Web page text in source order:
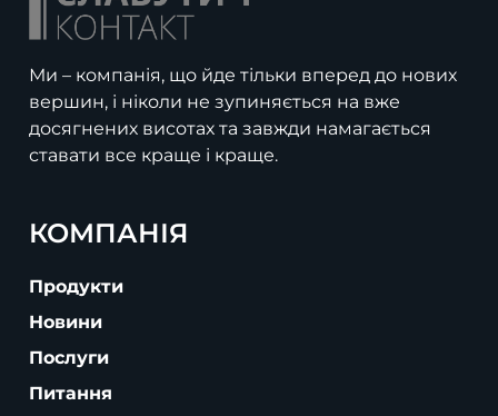
Ми – компанія, що йде тільки вперед до нових
вершин, і ніколи не зупиняється на вже
досягнених висотах та завжди намагається
ставати все краще і краще.
КОМПАНІЯ
Продукти
Новини
Послуги
Питання